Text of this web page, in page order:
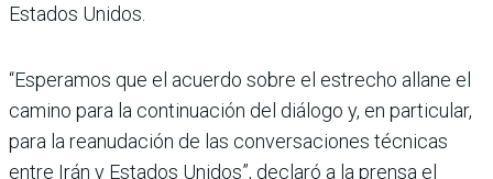
Estados Unidos.
“Esperamos que el acuerdo sobre el estrecho allane el
camino para la continuación del diálogo y, en particular,
para la reanudación de las conversaciones técnicas
entre Irán y Estados Unidos”, declaró a la prensa el